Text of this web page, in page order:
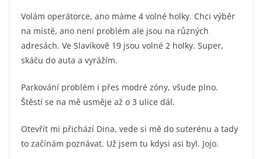
Volám operátorce, ano máme 4 volné holky. Chci výběr
na místě, ano není problém ale jsou na různých
adresách. Ve Slavíkově 19 jsou volné 2 holky. Super,
skáču do auta a vyrážím.
Parkování problém i přes modré zóny, všude plno.
Štěstí se na mě usměje až o 3 ulice dál.
Otevřít mi přichází Dina, vede si mě do suterénu a tady
to začínám poznávat. Už jsem tu kdysi asi byl. Jojo.